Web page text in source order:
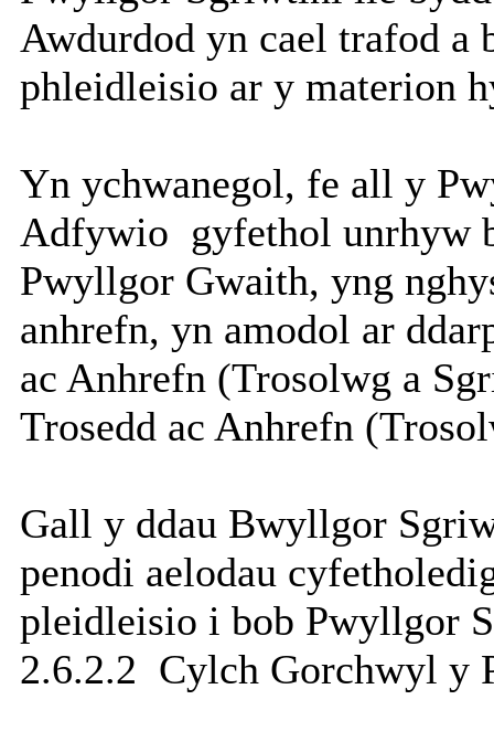
Awdurdod yn cael trafod a
phleidleisio ar y materion
Yn ychwanegol, fe all y
Adfywio gyfethol unrhyw
Pwyllgor Gwaith, yng
anhrefn, yn amodol ar
ac Anhrefn (Trosolwg a
Trosedd ac Anhrefn
Gall y ddau Bwyllgor
penodi aelodau
pleidleisio i bob Pwyllgor
2.6.2.2 Cylch Gorchwyl y